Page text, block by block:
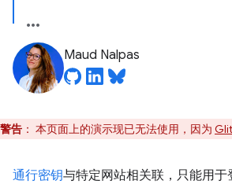
Maud Nalpas
警告 ： 本页面上的演示现已无法使用，因为
通行密钥与特定网站相关联，只能用于